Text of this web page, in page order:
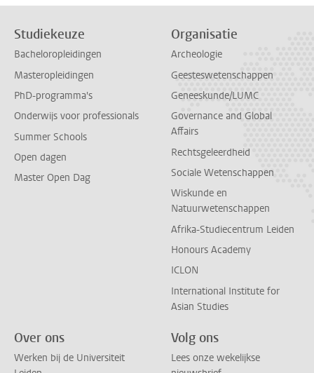
Studiekeuze
Bacheloropleidingen
Masteropleidingen
PhD-programma's
Onderwijs voor professionals
Summer Schools
Open dagen
Master Open Dag
Organisatie
Archeologie
Geesteswetenschappen
Geneeskunde/LUMC
Governance and Global
Affairs
Rechtsgeleerdheid
Sociale Wetenschappen
Wiskunde en
Natuurwetenschappen
Afrika-Studiecentrum Leiden
Honours Academy
ICLON
International Institute for
Asian Studies
Over ons
Werken bij de Universiteit
Volg ons
Lees onze wekelijkse